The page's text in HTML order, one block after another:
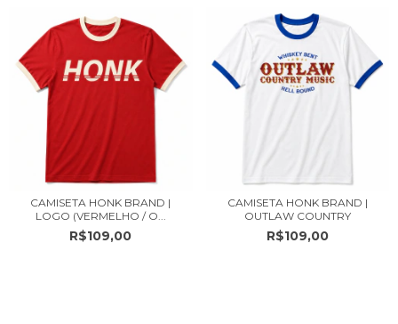
CAMISETA HONK BRAND |
LOGO (VERMELHO / O...
R$109,00
CAMISETA HONK BRAND |
OUTLAW COUNTRY
R$109,00